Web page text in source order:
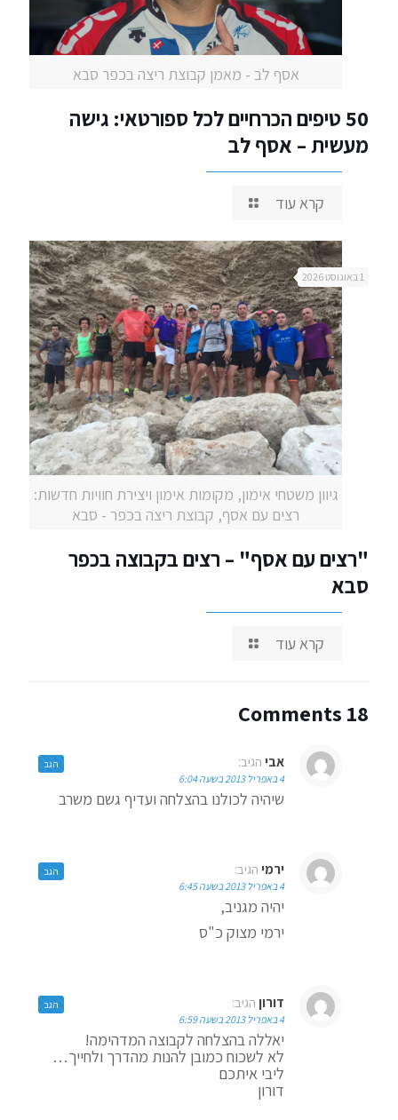
אסף לב - מאמן קבוצת ריצה בכפר סבא
50 טיפים הכרחיים לכל ספורטאי: גישה
מעשית – אסף לב
קרא עוד
גיוון משטחי אימון, מקומות אימון ויצירת חוויות חדשות:
רצים עם אסף, קבוצת ריצה בכפר - סבא
1 באוגוסט 2026
"רצים עם אסף" – רצים בקבוצה בכפר
סבא
קרא עוד
18 Comments
אבי הגיב:
4 באפריל 2013 בשעה 6:04
שיהיה לכולנו בהצלחה ועדיף גשם משרב
הגב
ירמי הגיב:
4 באפריל 2013 בשעה 6:45
יהיה מגניב,
ירמי מצוק כ"ס
הגב
דורון הגיב:
4 באפריל 2013 בשעה 6:59
יאללה בהצלחה לקבוצה המדהימה!
לא לשכוח כמובן להנות מהדרך ולחייך…
ליבי איתכם
דורון
הגב